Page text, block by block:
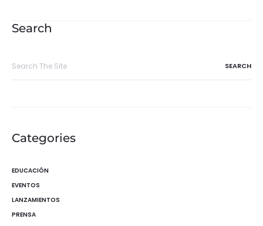
entradas
Search
Categories
EDUCACIÓN
EVENTOS
LANZAMIENTOS
PRENSA